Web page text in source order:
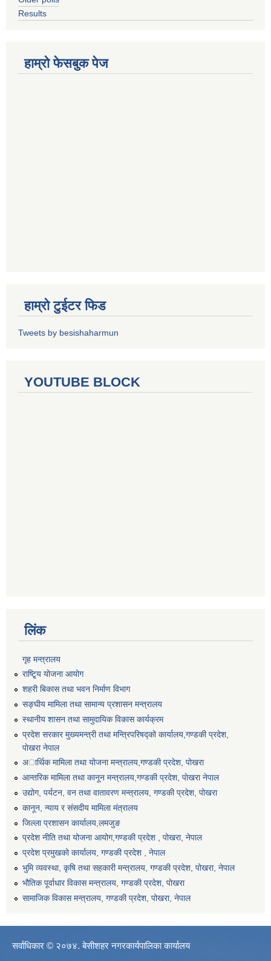
Results
हाम्रो फेसबुक पेज
हाम्रो टुईटर फिड
Tweets by besishaharmun
YOUTUBE BLOCK
लिंक
गृह मन्त्रालय
राष्टि्ृय योजना आयोग
शहरी बिकास तथा भवन निर्माण विभाग
सङ्घीय मामिला तथा सामान्य प्रशासन मन्त्रालय
स्थानीय शासन तथा सामुदायिक विकास कार्यक्रम
प्रदेश सरकार मुख्यमन्त्री तथा मन्त्रिपरिषद्को कार्यालय,गण्डकी प्रदेश,
पाेखरा नेपाल
अार्थिक मामिला तथा योजना मन्त्रालय,गण्डकी प्रदेश, पोखरा
आन्तरिक मामिला तथा कानून मन्त्रालय,गण्डकी प्रदेश, पाेखरा नेपाल
उद्योग, पर्यटन, वन तथा वातावरण मन्त्रालय, गण्डकी प्रदेश, पोखरा
कानून, न्याय र संसदीय मामिला मंत्रालय
जिल्ला प्रशासन कार्यालय,लमजुङ
प्रदेश नीति तथा योजना आयोग,गण्डकी प्रदेश , पोखरा, नेपाल
प्रदेश प्रमुखको कार्यालय, गण्डकी प्रदेश , नेपाल
भुमि व्यवस्था, कृषि तथा सहकारी मन्त्रालय, गण्डकी प्रदेश, पोखरा, नेपाल
भौतिक पूर्वाधार विकास मन्त्रालय, गण्डकी प्रदेश, पाेखरा
सामाजिक विकास मन्त्रालय, गण्डकी प्रदेश, पोखरा, नेपाल
सर्वाधिकार © २०७४. बेसीशहर नगरकार्यपालिका कार्यालय